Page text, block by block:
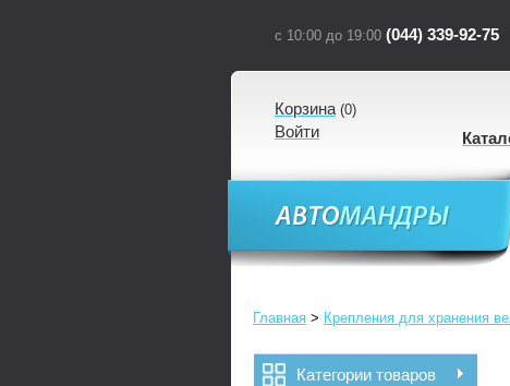
с 10:00 до 19:00 (044) 339-92-75
Корзина(0)
Войти
Главная > Крепления для хранения
Категории товаров